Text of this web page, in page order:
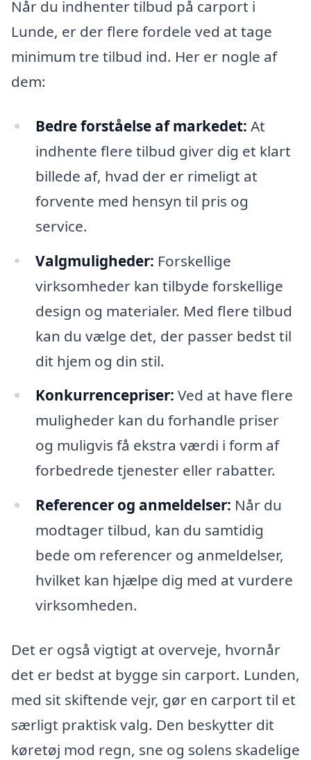
Når du indhenter tilbud på carport i
Lunde, er der flere fordele ved at tage
minimum tre tilbud ind. Her er nogle af
dem:
Bedre forståelse af markedet: At
indhente flere tilbud giver dig et klart
billede af, hvad der er rimeligt at
forvente med hensyn til pris og
service.
Valgmuligheder: Forskellige
virksomheder kan tilbyde forskellige
design og materialer. Med flere tilbud
kan du vælge det, der passer bedst til
dit hjem og din stil.
Konkurrencepriser: Ved at have flere
muligheder kan du forhandle priser
og muligvis få ekstra værdi i form af
forbedrede tjenester eller rabatter.
Referencer og anmeldelser: Når du
modtager tilbud, kan du samtidig
bede om referencer og anmeldelser,
hvilket kan hjælpe dig med at vurdere
virksomheden.
Det er også vigtigt at overveje, hvornår
det er bedst at bygge sin carport. Lunden,
med sit skiftende vejr, gør en carport til et
særligt praktisk valg. Den beskytter dit
køretøj mod regn, sne og solens skadelige